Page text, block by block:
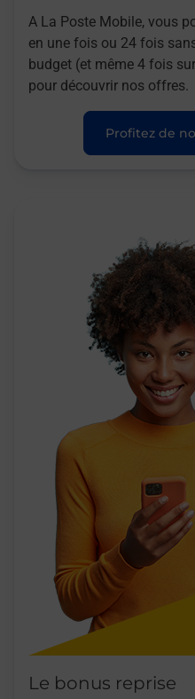
A La Poste Mobile, vous
en une fois ou 24 fois
budget (et même 4 fois
pour découvrir nos offres.
Profitez de
Le bonus reprise